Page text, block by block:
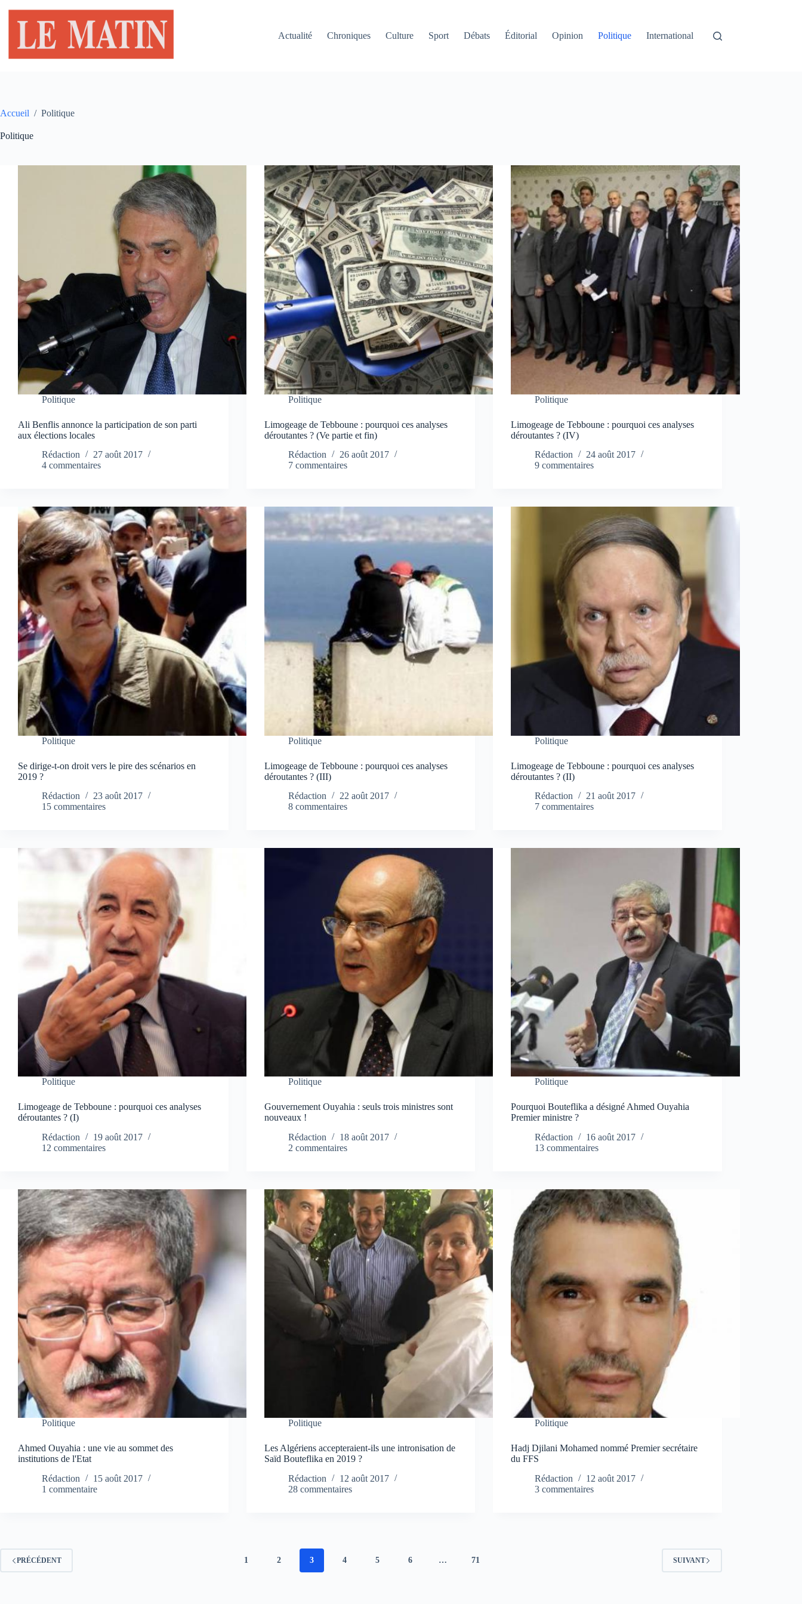
contenu
Actualité
Chroniques Culture Sport Débats Éditorial Opinion Politique International
Accueil / Politique
Politique
Politique
Ali Benflis annonce la participation de son parti
aux élections locales
Rédaction
27 août 2017
4 commentaires
Politique
Limogeage de Tebboune : pourquoi ces analyses
déroutantes ? (Ve partie et fin)
Rédaction
26 août 2017
7 commentaires
Politique
Limogeage de Tebboune : pourquoi ces analyses
déroutantes ? (IV)
Rédaction
24 août 2017
9 commentaires
Politique
Se dirige-t-on droit vers le pire des scénarios en
2019 ?
Rédaction
23 août 2017
15 commentaires
Politique
Limogeage de Tebboune : pourquoi ces analyses
déroutantes ? (III)
Rédaction
22 août 2017
8 commentaires
Politique
Limogeage de Tebboune : pourquoi ces analyses
déroutantes ? (II)
Rédaction
21 août 2017
7 commentaires
Politique
Limogeage de Tebboune : pourquoi ces analyses
déroutantes ? (I)
Rédaction
19 août 2017
12 commentaires
Politique
Gouvernement Ouyahia : seuls trois ministres sont
nouveaux !
Rédaction
18 août 2017
2 commentaires
Politique
Pourquoi Bouteflika a désigné Ahmed Ouyahia
Premier ministre ?
Rédaction
16 août 2017
13 commentaires
Politique
Ahmed Ouyahia : une vie au sommet des
institutions de l'Etat
Rédaction
15 août 2017
1 commentaire
Politique
Les Algériens accepteraient-ils une intronisation de
Saïd Bouteflika en 2019 ?
Rédaction
12 août 2017
28 commentaires
Politique
Hadj Djilani Mohamed nommé Premier secrétaire
du FFS
Rédaction
12 août 2017
3 commentaires
PRÉCÉDENT 1 2 3 4 5 6 … 71 SUIVANT